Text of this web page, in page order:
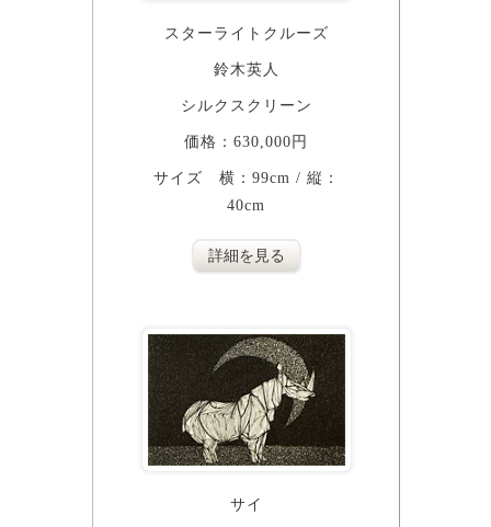
スターライトクルーズ
鈴木英人
シルクスクリーン
価格：630,000円
サイズ 横：99cm / 縦：
40cm
詳細を見る
サイ